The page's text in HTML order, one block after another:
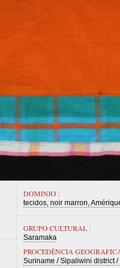
DOMINIO :
tecidos noir marron
GRUPO CULTURAL :
Saramaka
PROCEDÊNCIA
Suriname / Sipaliwini district